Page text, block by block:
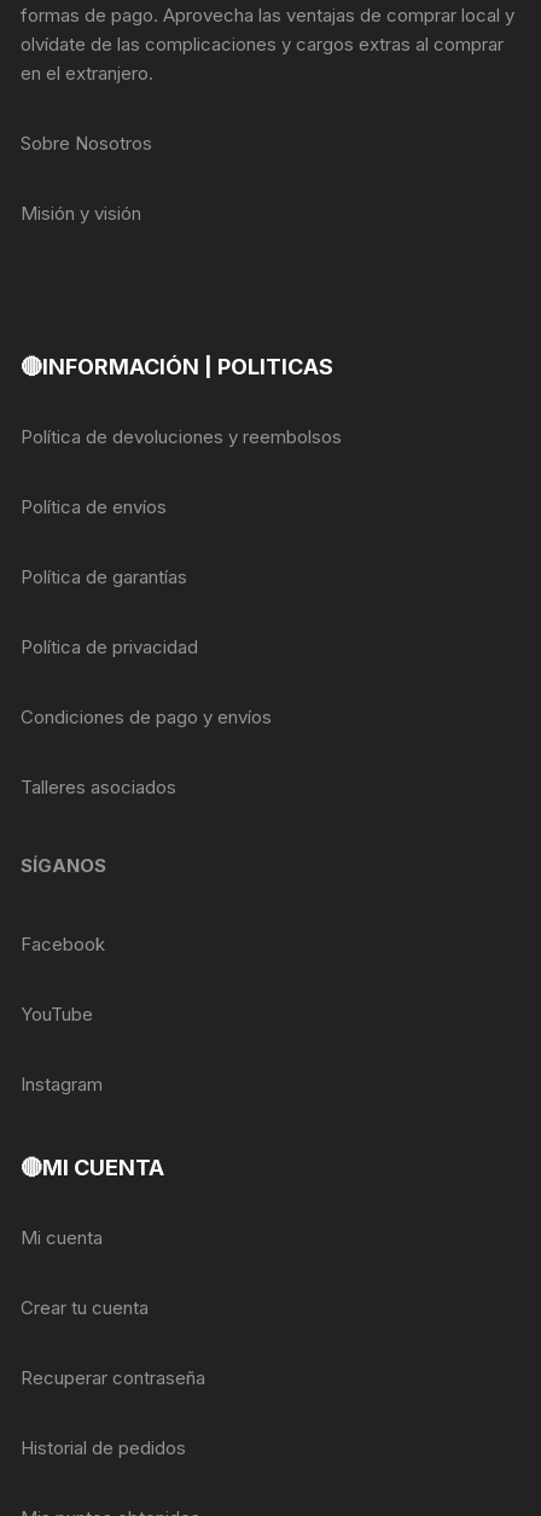
formas de pago. Aprovecha las ventajas de comprar local y
olvídate de las complicaciones y cargos extras al comprar
en el extranjero.
Sobre Nosotros
Misión y visión
🔴INFORMACIÓN | POLITICAS
Política de devoluciones y reembolsos
Política de envíos
Política de garantías
Política de privacidad
Condiciones de pago y envíos
Talleres asociados
SÍGANOS
Facebook
YouTube
Instagram
🔴MI CUENTA
Mi cuenta
Crear tu cuenta
Recuperar contraseña
Historial de pedidos